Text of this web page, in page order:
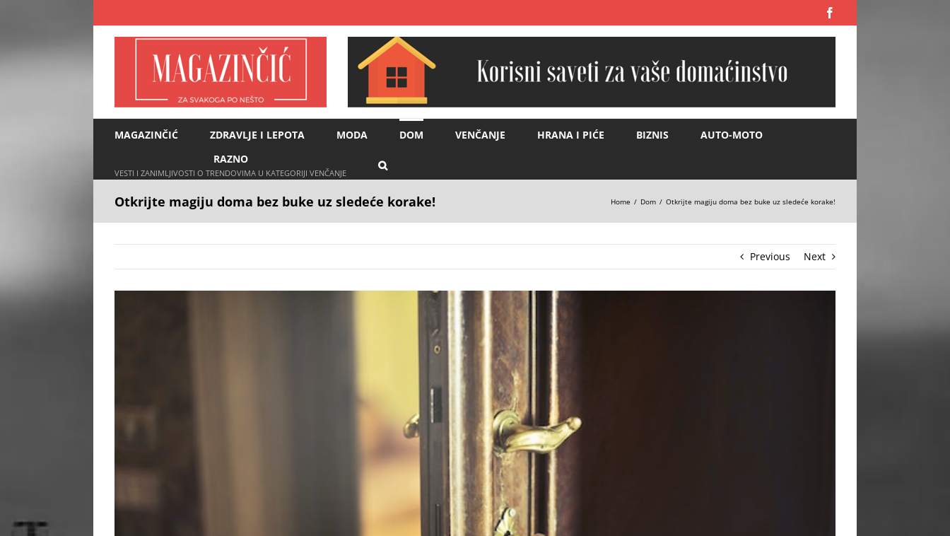
MAGAZINČIĆ ZDRAVLJE I LEPOTA MODA DOM VENČANJE HRANA I PIĆE BIZNIS
AUTO-MOTO
RAZNO
VESTI I ZANIMLJIVOSTI O TRENDOVIMA U KATEGORIJI VENČANJE
Otkrijte magiju doma bez buke uz sledeće korake! Home Dom Otkrijte magiju doma bez buke uz sledeće korake!
Previous Next